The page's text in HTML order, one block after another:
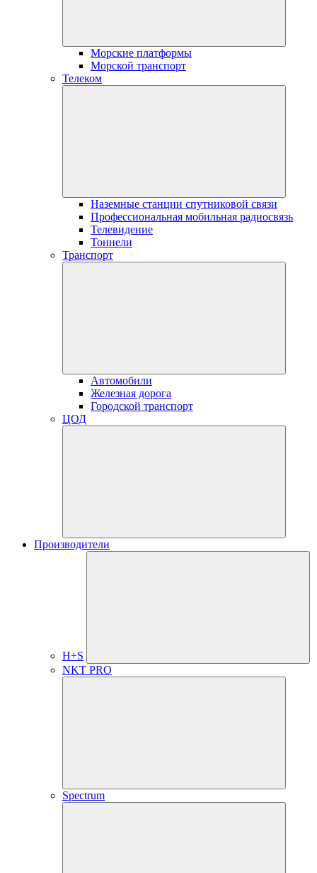
Морские платформы
Морской транспорт
Телеком
Наземные станции спутниковой связи
Профессиональная мобильная радиосвязь
Телевидение
Тоннели
Транспорт
Автомобили
Железная дорога
Городской транспорт
ЦОД
Производители
H+S
NKT PRO
Spectrum